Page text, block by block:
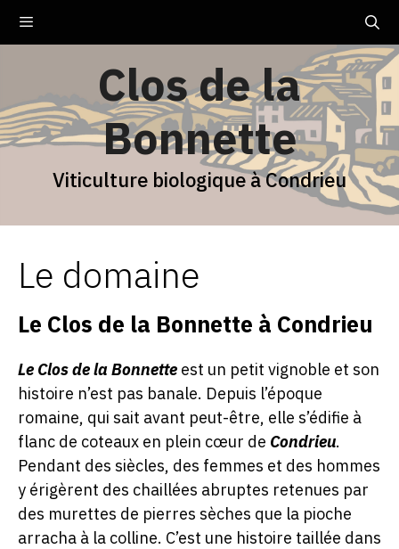
Clos de la
Bonnette
Viticulture biologique à Condrieu
Le domaine
Le Clos de la Bonnette à Condrieu
Le Clos de la Bonnette est un petit vignoble et son
histoire n’est pas banale. Depuis l’époque
romaine, qui sait avant peut-être, elle s’édifie à
flanc de coteaux en plein cœur de Condrieu.
Pendant des siècles, des femmes et des hommes
y érigèrent des chaillées abruptes retenues par
des murettes de pierres sèches que la pioche
arracha à la colline. C’est une histoire taillée dans